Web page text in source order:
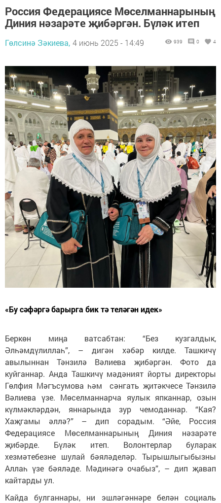
Россия Федерациясе Мөселманнарының
Диния нәзарәте җибәргән. Бүләк итеп
Гөлсинә Зәкиева, 4 июнь 2025 - 14:49 939 0 4
«Бу сәфәргә барырга бик тә теләгән идек»
Беркөн миңа ватсабтан: “Без кузгалдык,
Әлһәмдүлиллаһ”, – дигән хәбәр килде. Ташкичү
авылыннан Тәнзилә Вәлиева җибәргән. Фото да
куйганнар. Анда Ташкичү мәдәният йорты директоры
Гөлфия Мәгъсумова һәм сәнгать җитәкчесе Тәнзилә
Вәлиева үзе. Мөселманнарча яулык япканнар, озын
күлмәкләрдән, яннарында зур чемоданнар. “Кая?
Хаҗгамы әллә?” – дип сорадым. “Әйе, Россия
Федерациясе Мөселманнарының Диния нәзарәте
җибәрде. Бүләк итеп. Волонтерлар буларак
хезмәтебезне шулай бәяләделәр. Тырышлыгыбызны
Аллаһ үзе бәяләде. Мәдинәгә очабыз”, – дип җавап
кайтарды ул.
Кайда булганнары, ни эшләгәннәре белән социаль